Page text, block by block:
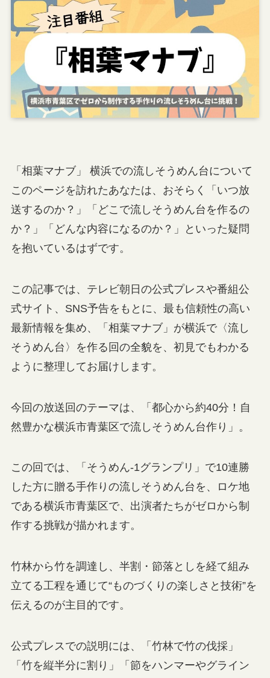
「相葉マナブ」 横浜での流しそうめん台について
このページを訪れたあなたは、おそらく「いつ放
送するのか？」「どこで流しそうめん台を作るの
か？」「どんな内容になるのか？」といった疑問
を抱いているはずです。
この記事では、テレビ朝日の公式プレスや番組公
式サイト、SNS予告をもとに、最も信頼性の高い
最新情報を集め、「相葉マナブ」が横浜で〈流し
そうめん台〉を作る回の全貌を、初見でもわかる
ように整理してお届けします。
今回の放送回のテーマは、「都心から約40分！自
然豊かな横浜市青葉区で流しそうめん台作り」。
この回では、「そうめん-1グランプリ」で10連勝
した方に贈る手作りの流しそうめん台を、ロケ地
である横浜市青葉区で、出演者たちがゼロから制
作する挑戦が描かれます。
竹林から竹を調達し、半割・節落としを経て組み
立てる工程を通じて“ものづくりの楽しさと技術”を
伝えるのが主目的です。
公式プレスでの説明には、「竹林で竹の伐採」
「竹を縦半分に割り」「節をハンマーやグライン